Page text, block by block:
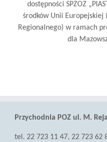
dostępności SPZOZ
środków Unii Europejskiej
Regionalnego) w ramach
dla
Przychodnia POZ ul. M.
tel. 22 723 11 47, 22 723 62